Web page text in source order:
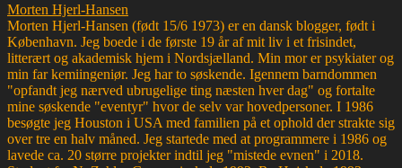
Morten Hjerl-Hansen
Morten Hjerl-Hansen (født 15/6 1973) er en dansk blogger, født i
København. Jeg boede i de første 19 år af mit liv i et frisindet,
litterært og akademisk hjem i Nordsjælland. Min mor er psykiater og
min far kemiingeniør. Jeg har to søskende. Igennem barndommen
"opfandt jeg nærved ubrugelige ting næsten hver dag" og fortalte
mine søskende "eventyr" hvor de selv var hovedpersoner. I 1986
besøgte jeg Houston i USA med familien på et ophold der strakte sig
over tre en halv måned. Jeg startede med at programmere i 1986 og
lavede ca. 20 større projekter indtil jeg "mistede evnen" i 2018.